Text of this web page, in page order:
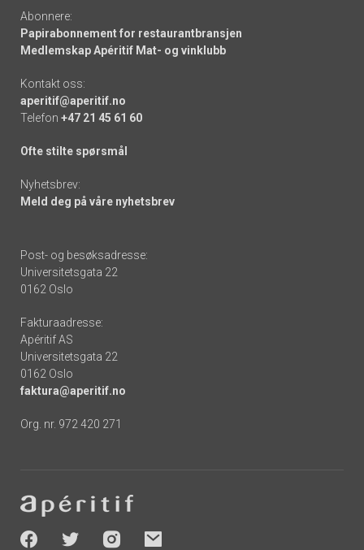
Abonnere:
Papirabonnement for restaurantbransjen
Medlemskap Apéritif Mat- og vinklubb
Kontakt oss:
aperitif@aperitif.no
Telefon +47 21 45 61 60
Ofte stilte spørsmål
Nyhetsbrev:
Meld deg på våre nyhetsbrev
Post- og besøksadresse:
Universitetsgata 22
0162 Oslo
Fakturaadresse:
Apéritif AS
Universitetsgata 22
0162 Oslo
faktura@aperitif.no
Org. nr. 972 420 271
-